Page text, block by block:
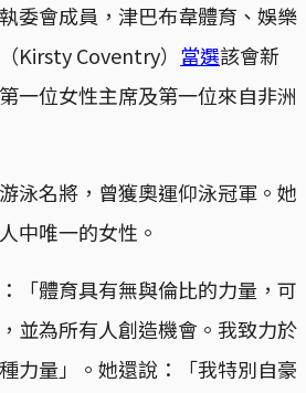
委會成員，津巴布韋體育、娛樂
Kirsty Coventry） 當選該會新
一位女性主席及第一位來自非洲
泳名將，曾獲奧運仰泳冠軍。她
中唯一的女性。
「體育具有無與倫比的力量，可
並為所有人創造機會。我致力於
力量」。她還說：「我特別自豪